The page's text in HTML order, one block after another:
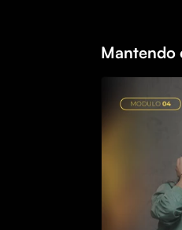
Mantendo